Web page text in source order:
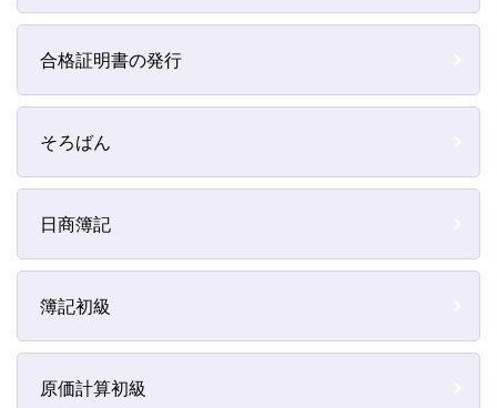
合格証明書の発行
そろばん
日商簿記
簿記初級
原価計算初級